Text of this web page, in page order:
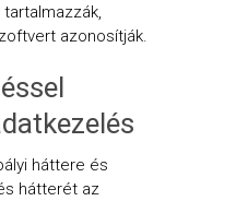
azonosítják.
háttere és
hátterét az